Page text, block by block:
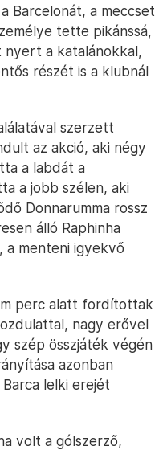
Barcelonát, a meccset
tette pikánssá,
nyert a katalánokkal,
részét is a klubnál
szerzett
az akció, aki négy
a labdát a
a jobb szélen, aki
Donnarumma rossz
álló Raphinha
a menteni igyekvő
perc alatt fordítottak
nagy erővel
szép összjáték végén
azonban
lelki erejét
volt a gólszerző,